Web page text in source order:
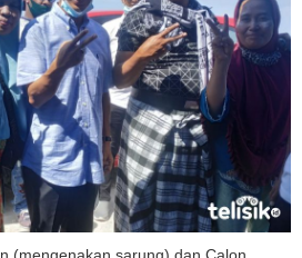
(mengenakan sarung) dan Calon